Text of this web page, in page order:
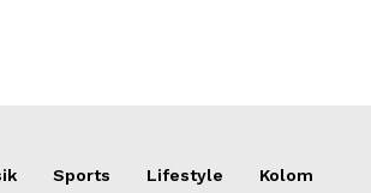
Sports Lifestyle Kolom